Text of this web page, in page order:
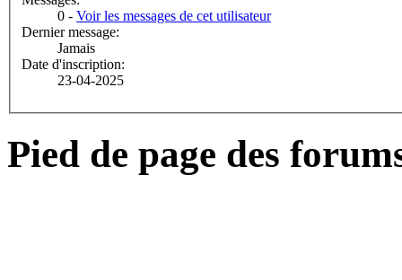
0 - Voir les messages de cet utilisateur
Dernier message:
Jamais
Date d'inscription:
23-04-2025
Pied de page des